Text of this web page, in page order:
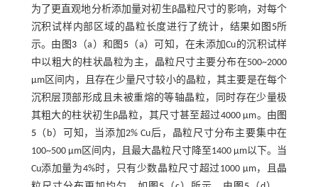
为了更直观地分析添加量对初生β晶粒尺寸的影响，对每个
沉积试样内部区域的晶粒长度进行了统计，结果如 图5所
示。由 图3 （a）和 图5（a）可知，在未添加Cu的沉积试样
中以粗大的柱状晶粒为主，晶粒尺寸主要分布在500~2000
μm区间内，且存在少量尺寸较小的晶粒，其主要是在每个
沉积层顶部形成且未被重熔的等轴晶粒，同时存在少量极
其粗大的柱状初生β晶粒，其尺寸甚至超过4000 μm。由 图
5（b）可知，当添加2% Cu后，晶粒尺寸分布主要集中在
100~500 μm区间内，且最大晶粒尺寸降至1400 μm以下。当
Cu添加量为4%时，只有少数晶粒尺寸超过1000 μm，且晶